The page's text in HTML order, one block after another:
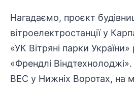
Нагадаємо, проєкт
вітроелектростанції у
«УК Вітряні парки
«Френдлі
ВЕС у Нижніх Воротах, на